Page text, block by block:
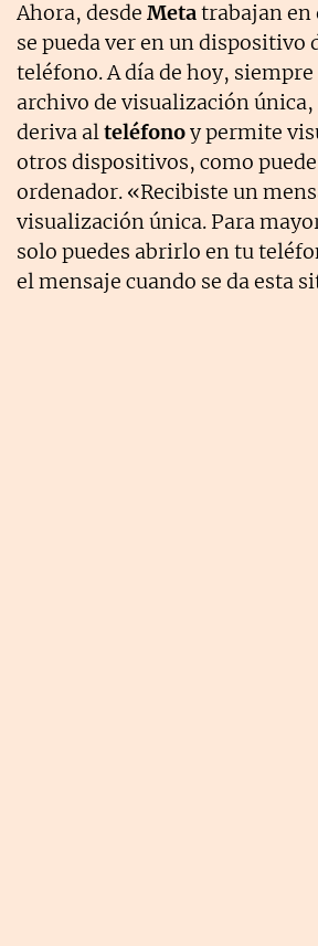
Ahora, desde Metatrabajan en
se pueda ver en un dispositivo
teléfono. A día de hoy, siempre
archivo de visualización
deriva al teléfonoy permite
otros dispositivos, como puede
ordenador. «Recibiste un
visualización única. Para
solo puedes abrirlo en tu
el mensaje cuando se da esta